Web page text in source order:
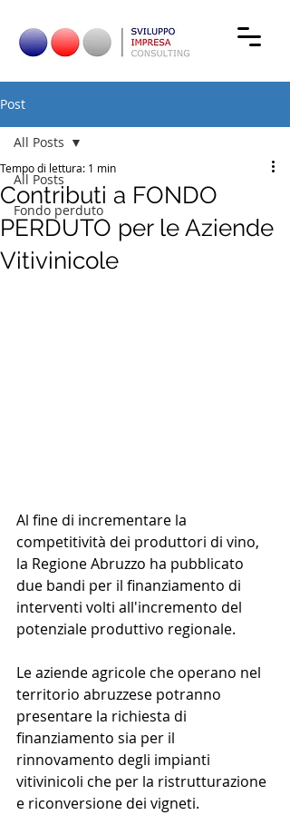
Post
All Posts
Fondo perduto
All Posts
Contributi a FONDO
PERDUTO per le Aziende
Vitivinicole
Tempo di lettura: 1 min
Al fine di incrementare la
competitività dei produttori di vino,
la Regione Abruzzo ha pubblicato
due bandi per il finanziamento di
interventi volti all'incremento del
potenziale produttivo regionale.
Le aziende agricole che operano nel
territorio abruzzese potranno
presentare la richiesta di
finanziamento sia per il
rinnovamento degli impianti
vitivinicoli che per la ristrutturazione
e riconversione dei vigneti.